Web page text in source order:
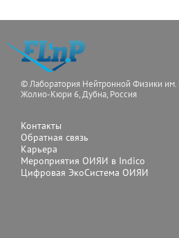
© Лаборатория Нейтронной Физики
Жолио-Кюри 6, Дубна, Россия
Контакты
Обратная связь
Карьера
Мероприятия ОИЯИ в Indico
Цифровая ЭкоСистема ОИЯИ